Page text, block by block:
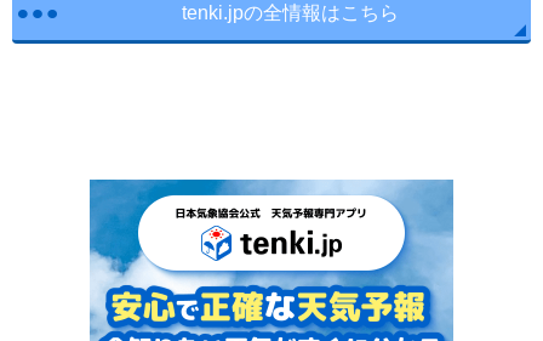
tenki.jpの全情報はこちら